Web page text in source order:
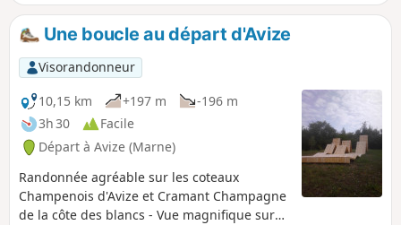
Une boucle au départ d'Avize
Visorandonneur
10,15 km
+197 m
-196 m
3h 30
Facile
Départ à Avize (Marne)
Randonnée agréable sur les coteaux
Champenois d'Avize et Cramant Champagne
de la côte des blancs - Vue magnifique sur